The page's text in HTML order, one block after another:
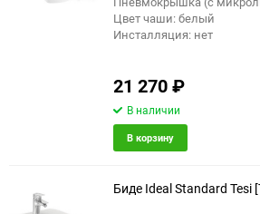
Цвет чаши: белый
Инсталляция: нет
21 270₽
В наличии
В корзину
Биде Ideal Standard Tesi